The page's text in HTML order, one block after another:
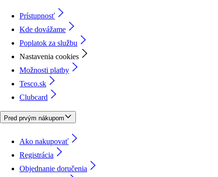
Prístupnosť
Kde dovážame
Poplatok za službu
Nastavenia cookies
Možnosti platby
Tesco.sk
Clubcard
Pred prvým nákupom
Ako nakupovať
Registrácia
Objednanie doručenia